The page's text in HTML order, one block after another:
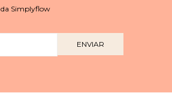
da Simplyflow